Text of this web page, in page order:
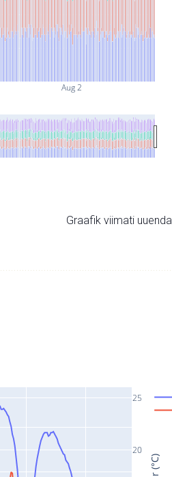
Aug 2
Graafik viimati
20
25